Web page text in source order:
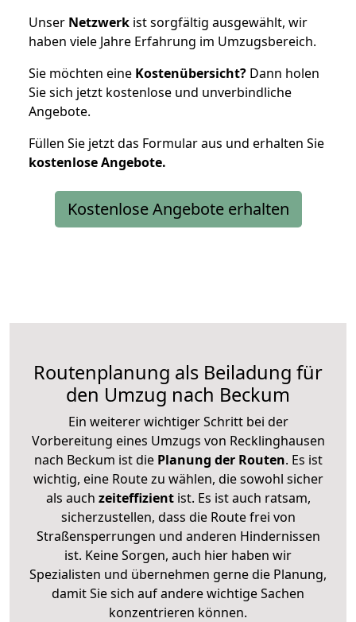
Unser Netzwerk ist sorgfältig ausgewählt, wir
haben viele Jahre Erfahrung im Umzugsbereich.
Sie möchten eine Kostenübersicht? Dann holen
Sie sich jetzt kostenlose und unverbindliche
Angebote.
Füllen Sie jetzt das Formular aus und erhalten Sie
kostenloseAngebote.
Kostenlose Angebote erhalten
Routenplanung als Beiladung für
den Umzug nach Beckum
Ein weiterer wichtiger Schritt bei der
Vorbereitung eines Umzugs von Recklinghausen
nach Beckum ist diePlanung der Routen. Es ist
wichtig, eine Route zu wählen, die sowohl sicher
als auch zeiteffizientist. Es ist auch ratsam,
sicherzustellen, dass die Route frei von
Straßensperrungen und anderen Hindernissen
ist. Keine Sorgen, auch hier haben wir
Spezialisten und übernehmen gerne die Planung,
damit Sie sich auf andere wichtige Sachen
konzentrieren können.